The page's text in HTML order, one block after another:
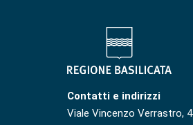
Contatti e indirizzi
Viale Vincenzo Verrastro, 4